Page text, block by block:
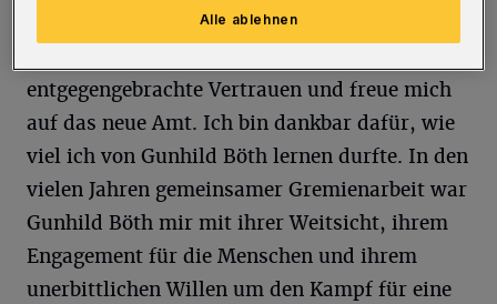
entgegengebrachte Vertrauen und freue mich
auf das neue Amt. Ich bin dankbar dafür, wie
viel ich von Gunhild Böth lernen durfte. In den
vielen Jahren gemeinsamer Gremienarbeit war
Gunhild Böth mir mit ihrer Weitsicht, ihrem
Engagement für die Menschen und ihrem
unerbittlichen Willen um den Kampf für eine
Alle ablehnen